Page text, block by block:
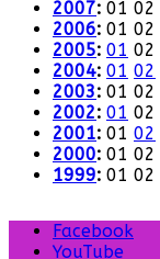
2007: 01 02
2006: 01 02
2005: 01 02
2004: 01 02
2003: 01 02
2002: 01 02
2001: 01 02
2000: 01 02
1999: 01 02
Facebook
YouTube